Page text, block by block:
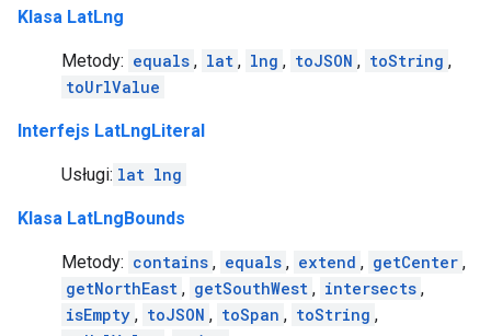
Klasa LatLng
Metody: equals , lat , lng , toJSON , toString ,
toUrlValue
Interfejs LatLngLiteral
Usługi: lat lng
Klasa LatLngBounds
Metody: contains , equals , extend , getCenter ,
getNorthEast , getSouthWest , intersects ,
isEmpty , toJSON , toSpan , toString ,